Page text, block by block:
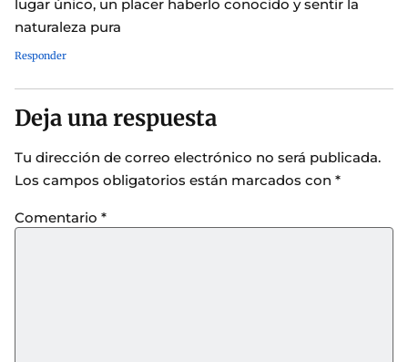
lugar único, un placer haberlo conocido y sentir la
naturaleza pura
Responder
Deja una respuesta
Tu dirección de correo electrónico no será publicada.
Los campos obligatorios están marcados con *
Comentario *